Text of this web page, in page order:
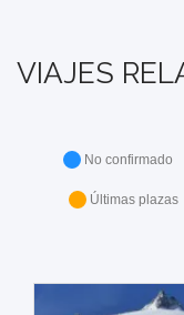
VIAJES
No confirmado
Últimas plazas